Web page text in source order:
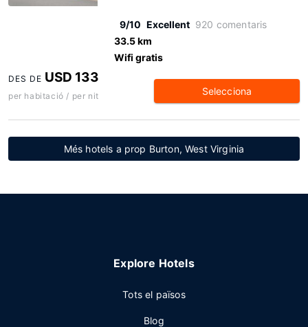
9/10 Excellent 920 comentaris
33.5 km
Wifi gratis
DES DE USD 133
per habitació / per nit Selecciona
Més hotels a prop Burton, West Virginia
Explore Hotels
Tots el països
Blog